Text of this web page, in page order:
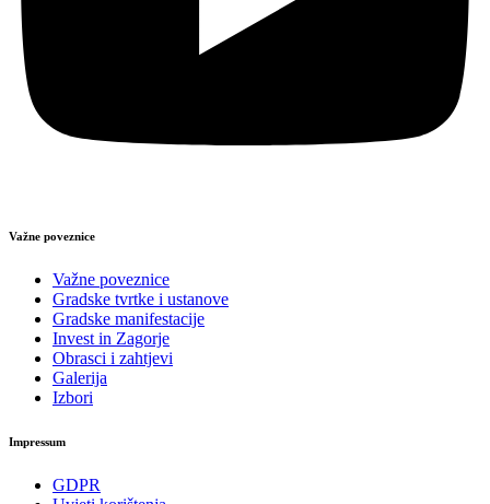
Važne poveznice
Važne poveznice
Gradske tvrtke i ustanove
Gradske manifestacije
Invest in Zagorje
Obrasci i zahtjevi
Galerija
Izbori
Impressum
GDPR